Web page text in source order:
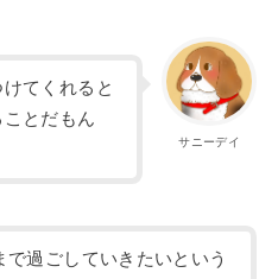
サニーデイ
てくれると
とだもん
で過ごしていきたいという